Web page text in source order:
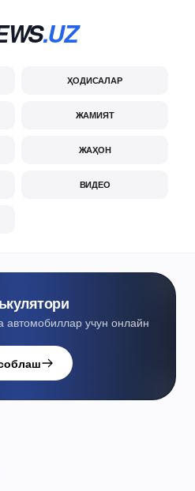
.UZ
ҲОДИСАЛАР
ЖАМИЯТ
ЖАҲОН
ВИДЕО
автомобиллар учун онлайн